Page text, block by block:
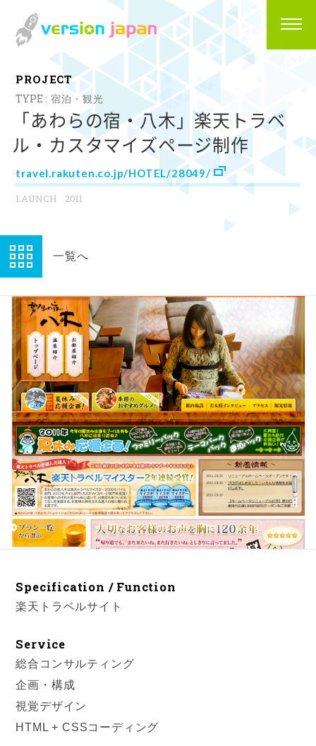
PROJECT
宿泊・観光
「あわらの宿・八木」楽天トラベ
ル・カスタマイズページ制作
travel.rakuten.co.jp/HOTEL/28049/
2011
一覧へ
Specification / Function
楽天トラベルサイト
Service
総合コンサルティング
企画・構成
視覚デザイン
HTML + CSSコーディング